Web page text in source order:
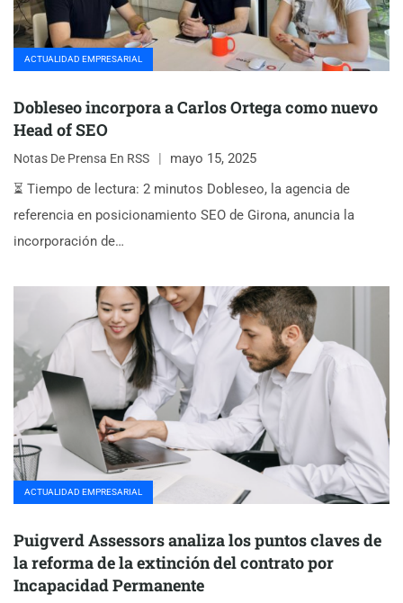
ACTUALIDAD EMPRESARIAL
Dobleseo incorpora a Carlos Ortega como nuevo
Head of SEO
Notas De Prensa En RSS
mayo 15, 2025
⏳ Tiempo de lectura: 2 minutos Dobleseo, la agencia de
referencia en posicionamiento SEO de Girona, anuncia la
incorporación de…
ACTUALIDAD EMPRESARIAL
Puigverd Assessors analiza los puntos claves de
la reforma de la extinción del contrato por
Incapacidad Permanente